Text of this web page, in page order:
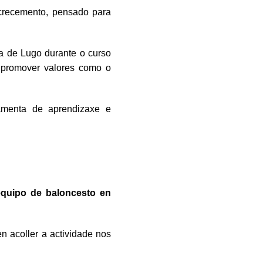
pensado para
de Lugo durante o curso
valores como o
de aprendizaxe e
de baloncesto en
acoller a actividade nos